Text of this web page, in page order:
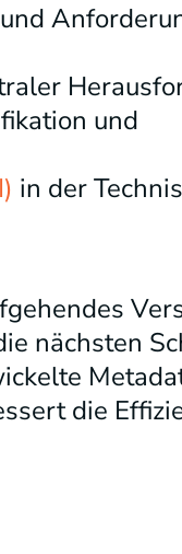
und
in der
nächsten
die